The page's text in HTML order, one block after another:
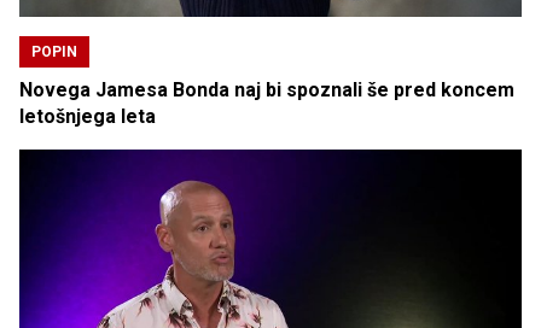
POPIN
Novega Jamesa Bonda naj bi spoznali še pred koncem
letošnjega leta